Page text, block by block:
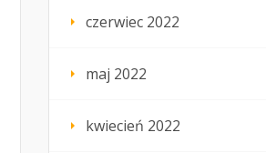
czerwiec 2022
maj 2022
kwiecień 2022